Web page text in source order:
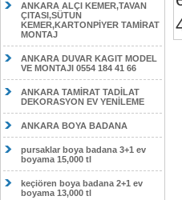
ANKARA ALÇI KEMER,TAVAN
ÇITASI,SÜTUN
KEMER,KARTONPİYER TAMİRAT
MONTAJ
ANKARA DUVAR KAGIT MODEL
VE MONTAJI 0554 184 41 66
ANKARA TAMİRAT TADİLAT
DEKORASYON EV YENİLEME
ANKARA BOYA BADANA
pursaklar boya badana 3+1 ev
boyama 15,000 tl
keçiören boya badana 2+1 ev
boyama 13,000 tl